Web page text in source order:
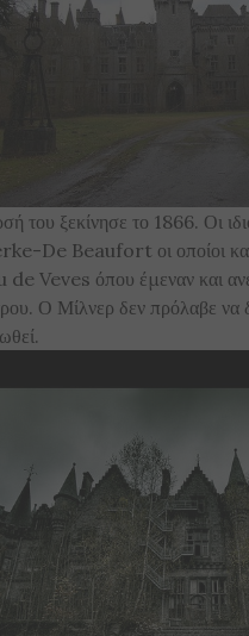
του ξεκίνησε το 1866. Οι
De Beaufort οι οποίοι κατά
Veves όπου έμεναν και
Ο Μίλνερ δεν πρόλαβε να